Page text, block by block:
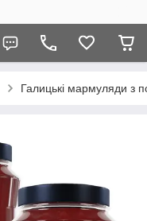
Галицькі мармуляди з